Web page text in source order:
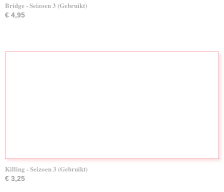
Bridge - Seizoen 3 (Gebruikt)
€ 4,95
Killing - Seizoen 3 (Gebruikt)
€ 3,25